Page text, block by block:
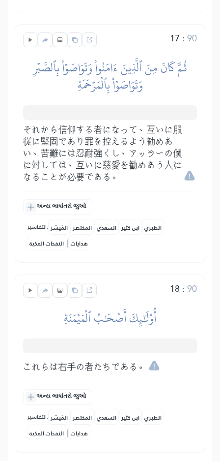
17 :90
ثُمَّ كَانَ مِنَ ٱلَّذِينَ ءَامَنُواْ وَتَوَاصَوۡاْ بِٱلصَّبۡرِ
وَتَوَاصَوۡاْ بِٱلۡمَرۡحَمَةِ
それから信仰する者になって、互いに服
従に堅固であり罪を控えるよう勧めあ
い、苦難には忍耐強くし、アッラーの僕
に対しては、互いに慈愛を勧めあう人に
なることが必要である。
અન્ય ભાષાંતરો જુઓ
التفاسير: المُيسَّر المختصر السعدي ابن كثير الطبري
النفحات المكية | هدايات
18 :90
أُوْلَٰٓئِكَ أَصۡحَٰبُ ٱلۡمَيۡمَنَةِ
これらは右手の者たちである。
અન્ય ભાષાંતરો જુઓ
التفاسير: المُيسَّر المختصر السعدي ابن كثير الطبري
النفحات المكية | هدايات